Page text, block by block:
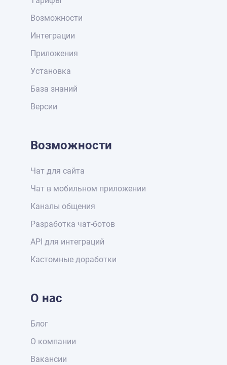
Возможности
Интеграции
Приложения
Установка
База знаний
Версии
Возможности
Чат для сайта
Чат в мобильном приложении
Каналы общения
Разработка чат-ботов
API для интеграций
Кастомные доработки
О нас
Блог
О компании
Вакансии